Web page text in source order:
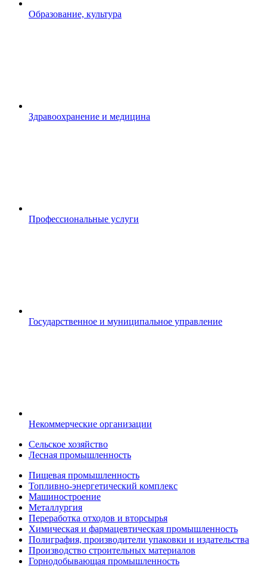
Образование, культура
Здравоохранение и медицина
Профессиональные услуги
Государственное и муниципальное управление
Некоммерческие организации
Сельское хозяйство
Лесная промышленность
Пищевая промышленность
Топливно-энергетический комплекс
Машиностроение
Металлургия
Переработка отходов и вторсырья
Химическая и фармацевтическая промышленность
Полиграфия, производители упаковки и издательства
Производство строительных материалов
Горнодобывающая промышленность